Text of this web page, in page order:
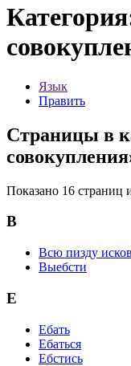
Язык
Править
Страницы в
Показано 16 страниц
В
Всю пизду
Выебсти
Е
Ебать
Ебаться
Ебстись